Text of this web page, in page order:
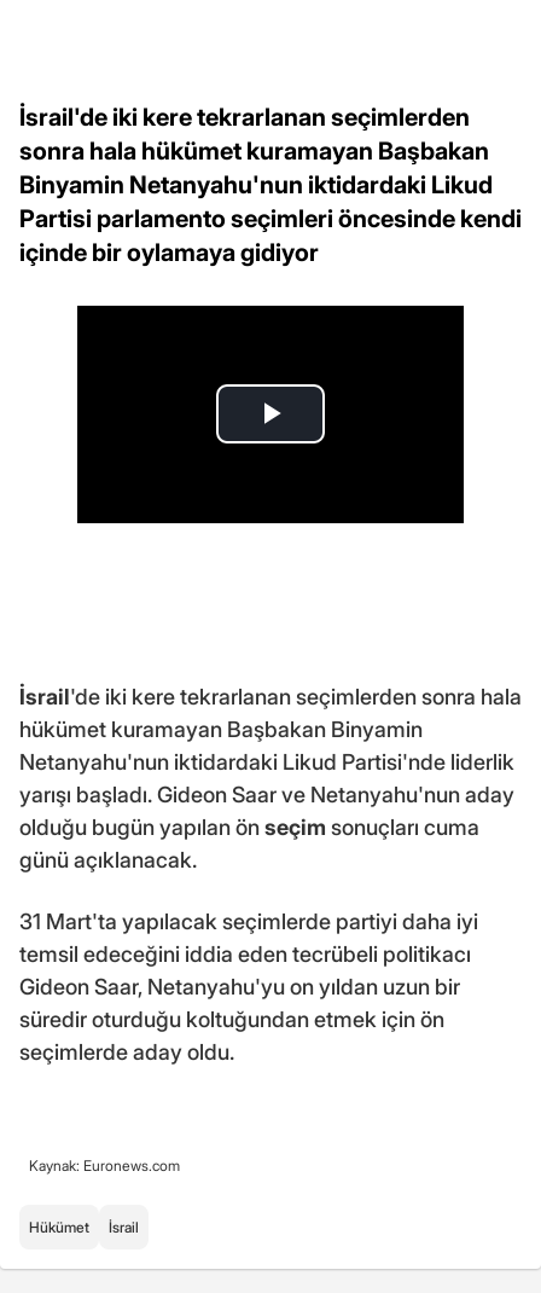
İsrail'de iki kere tekrarlanan seçimlerden
sonra hala hükümet kuramayan Başbakan
Binyamin Netanyahu'nun iktidardaki Likud
Partisi parlamento seçimleri öncesinde kendi
içinde bir oylamaya gidiyor
İsrail'de iki kere tekrarlanan seçimlerden sonra hala
hükümet kuramayan Başbakan Binyamin
Netanyahu'nun iktidardaki Likud Partisi'nde liderlik
yarışı başladı. Gideon Saar ve Netanyahu'nun aday
olduğu bugün yapılan önseçim sonuçları cuma
günü açıklanacak.
31 Mart'ta yapılacak seçimlerde partiyi daha iyi
temsil edeceğini iddia eden tecrübeli politikacı
Gideon Saar, Netanyahu'yu on yıldan uzun bir
süredir oturduğu koltuğundan etmek için ön
seçimlerde aday oldu.
Kaynak: Euronews.com
Hükümet İsrail